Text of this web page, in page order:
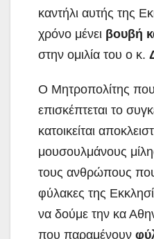
καντήλι αυτής της
χρόνο μένει βουβή
στην ομιλία του ο κ.
Ο Μητροπολίτης
επισκέπτεται το
κατοικείται
μουσουλμάνους
τους ανθρώπους
φύλακες της
να δούμε την κα
που παραμένουν